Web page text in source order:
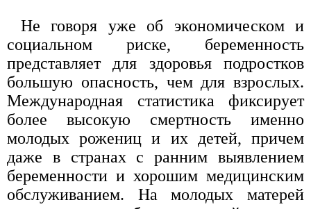
Не говоря уже об экономическом и
социальном риске, беременность
представляет для здоровья подростков
большую опасность, чем для взрослых.
Международная статистика фиксирует
более высокую смертность именно
молодых рожениц и их детей, причем
даже в странах с ранним выявлением
беременности и хорошим медицинским
обслуживанием. На молодых матерей